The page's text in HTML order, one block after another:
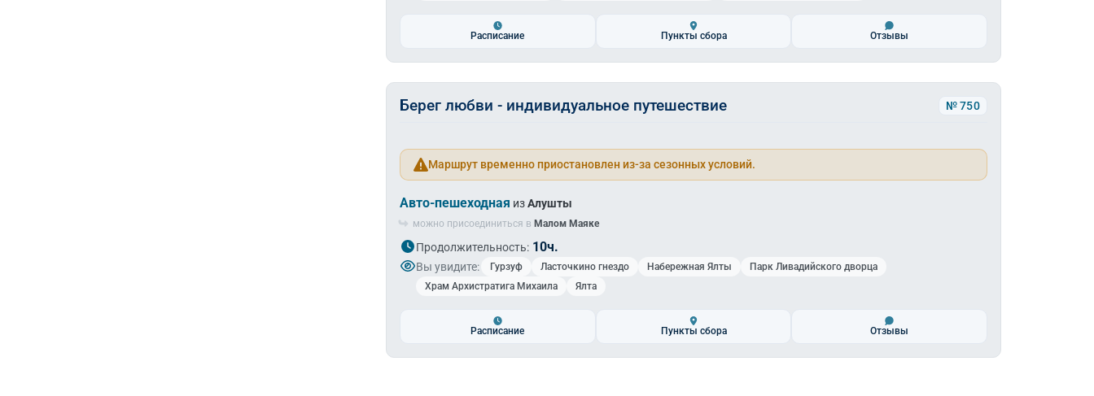
Расписание Пункты сбора Отзывы
Берег любви - индивидуальное путешествие № 750
Маршрут временно приостановлен из-за сезонных условий.
Авто-пешеходная изАлушты
можно присоединиться в Малом Маяке
Продолжительность: 10ч.
Вы увидите: Гурзуф Ласточкино гнездо Набережная Ялты
Парк Ливадийского дворца
Храм Архистратига Михаила
Ялта
Расписание Пункты сбора Отзывы